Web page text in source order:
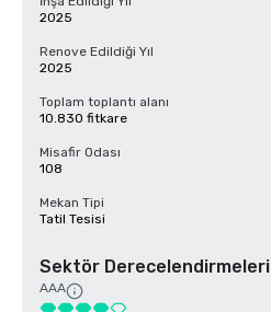
2025
Renove Edildiği Yıl
2025
Toplam toplantı alanı
10.830 fitkare
Misafir Odası
108
Mekan Tipi
Tatil Tesisi
Sektör Derecelendirmeleri
AAA